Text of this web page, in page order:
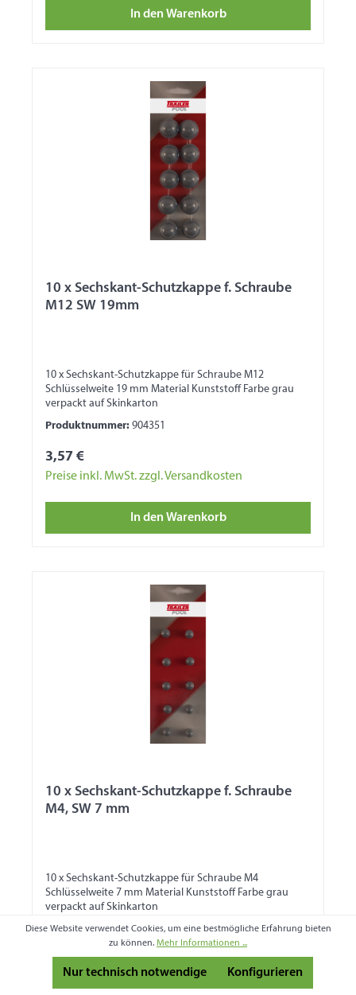
In den Warenkorb
10 x Sechskant-Schutzkappe f. Schraube
M12 SW 19mm
10 x Sechskant-Schutzkappe für Schraube M12
Schlüsselweite 19 mm Material Kunststoff Farbe grau
verpackt auf Skinkarton
Produktnummer: 904351
3,57 €
Preise inkl. MwSt. zzgl. Versandkosten
In den Warenkorb
10 x Sechskant-Schutzkappe f. Schraube
M4, SW 7 mm
10 x Sechskant-Schutzkappe für Schraube M4
Schlüsselweite 7 mm Material Kunststoff Farbe grau
verpackt auf Skinkarton
Produktnummer: 904346
2,38 €
Preise inkl. MwSt. zzgl. Versandkosten
Diese Website verwendet Cookies, um eine bestmögliche Erfahrung bieten
zu können. Mehr Informationen ...
Nur technisch notwendige Konfigurieren